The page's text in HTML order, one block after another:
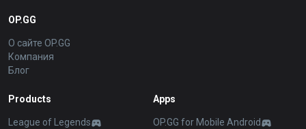
OP.GG
О сайте OP.GG
Компания
Блог
Products
League of Legends
Apps
OP.GG for Mobile Android